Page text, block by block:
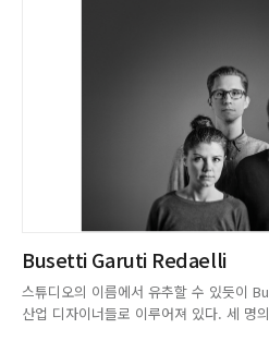
Busetti Garuti Redaelli
스튜디오의 이름에서 유추할 수 있듯이
산업 디자이너들로 이루어져 있다. 세 명